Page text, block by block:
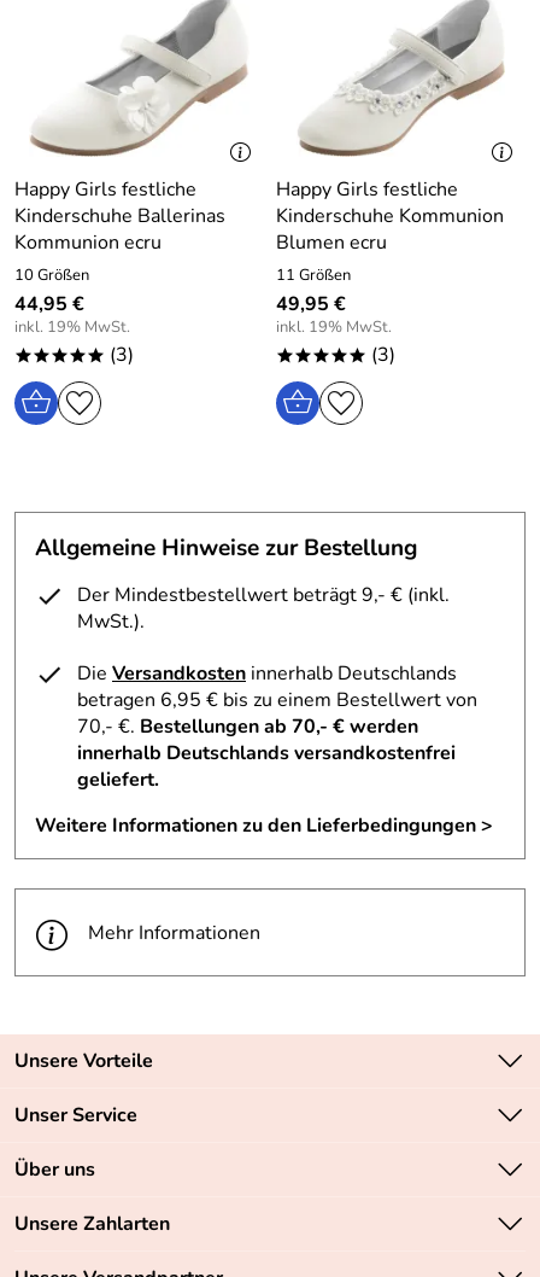
Happy Girls festliche
Kinderschuhe Ballerinas
Kommunion ecru
10 Größen
44,95 €
inkl. 19% MwSt.
***** (3)
Happy Girls festliche
Kinderschuhe Kommunion
Blumen ecru
11 Größen
49,95 €
inkl. 19% MwSt.
***** (3)
Allgemeine Hinweise zur Bestellung
Der Mindestbestellwert beträgt 9,- € (inkl.
MwSt.).
Die Versandkosten innerhalb Deutschlands
betragen 6,95 € bis zu einem Bestellwert von
70,- €. Bestellungen ab 70,- € werden
innerhalb Deutschlands versandkostenfrei
geliefert.
Weitere Informationen zu den Lieferbedingungen >
Mehr Informationen
Unsere Vorteile
Zahlungsarten: Vorkasse, PayPal, PayPal Express
Unser Service
Kontakt
Retourenabwicklung
Über uns
Unsere Bestseller
Unsere Zahlarten